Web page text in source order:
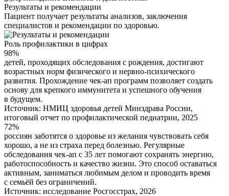
Результаты и рекомендации
Пациент получает результаты анализов, заключения
специалистов и рекомендации по здоровью.
Роль профилактики в цифрах
98%
детей, проходящих обследования с рождения, достигают
возрастных норм физического и нервно-психического
развития. Прохождение чек-ап программ позволяет создать
основу для крепкого иммунитета и успешного обучения
в будущем.
Источник: НМИЦ здоровья детей Минздрава России,
итоговый отчет по профилактической педиатрии, 2025
72%
россиян заботятся о здоровье из желания чувствовать себя
хорошо, а не из страха перед болезнью. Регулярные
обследования чек-ап с 35 лет помогают сохранять энергию,
работоспособность и качество жизни. Это способ оставаться
активным, заниматься любимым делом и проводить время
с семьёй без ограничений.
Источник: исследование Росгосстрах, 2026